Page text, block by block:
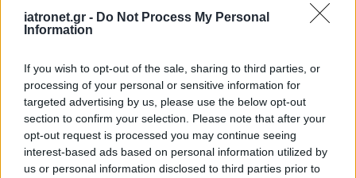
iatronet.gr - Do Not Process My Personal
Information
If you wish to opt-out of the sale, sharing to third parties, or
processing of your personal or sensitive information for
targeted advertising by us, please use the below opt-out
section to confirm your selection. Please note that after your
opt-out request is processed you may continue seeing
interest-based ads based on personal information utilized by
us or personal information disclosed to third parties prior to
ΜΠΕΙΤΕ ΣΤΗ ΣΥΖΗΤΗΣΗ
Loading...